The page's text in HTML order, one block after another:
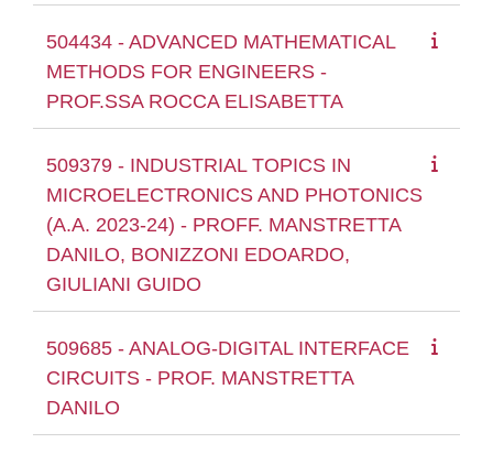
504434 - ADVANCED MATHEMATICAL
METHODS FOR ENGINEERS -
PROF.SSA ROCCA ELISABETTA
509379 - INDUSTRIAL TOPICS IN
MICROELECTRONICS AND PHOTONICS
(A.A. 2023-24) - PROFF. MANSTRETTA
DANILO, BONIZZONI EDOARDO,
GIULIANI GUIDO
509685 - ANALOG-DIGITAL INTERFACE
CIRCUITS - PROF. MANSTRETTA
DANILO